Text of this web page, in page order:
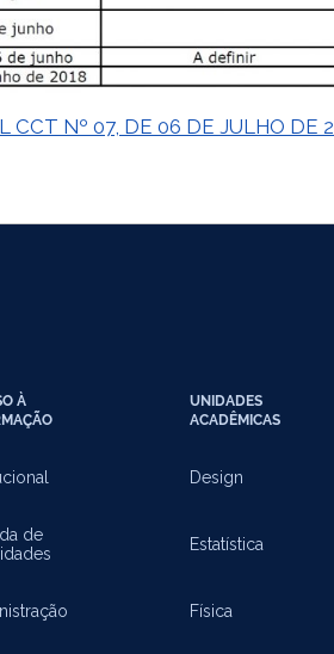
CCT Nº 07, DE 06 DE JULHO DE
À
de
UNIDADES
ACADÊMICAS
Design
Estatística
Física